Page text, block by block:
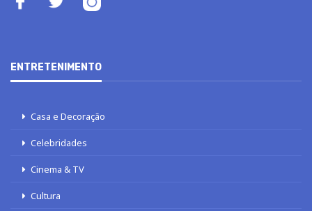
ENTRETENIMENTO
Casa e Decoração
Celebridades
Cinema & TV
Cultura